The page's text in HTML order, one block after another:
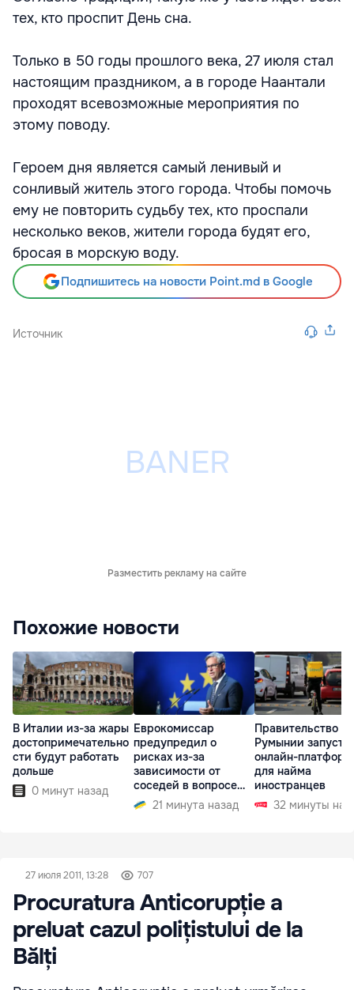
тех, кто проспит День сна.
Только в 50 годы прошлого века, 27 июля стал
настоящим праздником, а в городе Наантали
проходят всевозможные мероприятия по
этому поводу.
Героем дня является самый ленивый и
сонливый житель этого города. Чтобы помочь
ему не повторить судьбу тех, кто проспали
несколько веков, жители города будят его,
бросая в морскую воду.
Подпишитесь на новости Point.md в Google
Источник
Разместить рекламу на сайте
Похожие новости
В Италии из-за жары
достопримечательно
сти будут работать
дольше
0 минут назад
Еврокомиссар
предупредил о
рисках из-за
зависимости от
соседей в вопросе
границ
21 минута назад
Правительство
Румынии
онлайн-
для найма
иностранцев
32 минуты
27 июля 2011, 13:28 707
Procuratura Anticorupție a
preluat cazul polițistului de la
Bălți